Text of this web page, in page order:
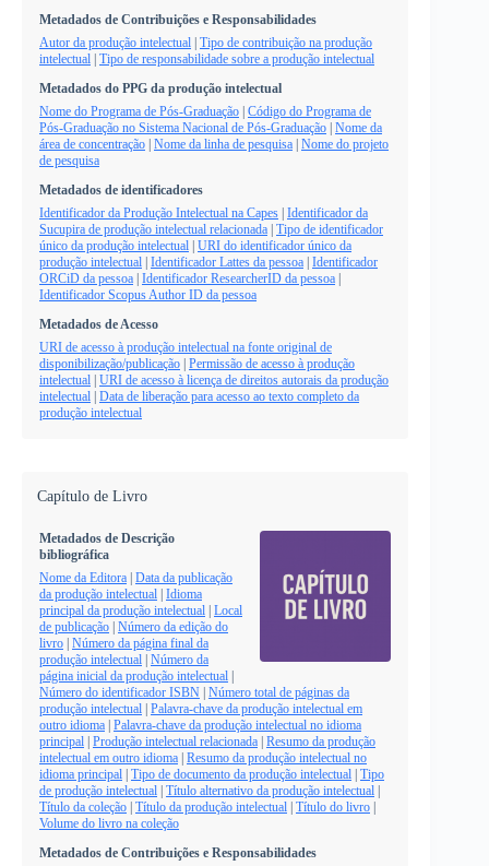
Metadados de Contribuições e Responsabilidades
Autor da produção intelectual Tipo de contribuição na produção
intelectual Tipo de responsabilidade sobre a produção intelectual
Metadados do PPG da produção intelectual
Nome do Programa de Pós-Graduação Código do Programa de
Pós-Graduação no Sistema Nacional de Pós-Graduação Nome da
área de concentração Nome da linha de pesquisa Nome do projeto
de pesquisa
Metadados de identificadores
Identificador da Produção Intelectual na Capes Identificador da
Sucupira de produção intelectual relacionada Tipo de identificador
único da produção intelectual URI do identificador único da
produção intelectual Identificador Lattes da pessoa Identificador
ORCiD da pessoa Identificador ResearcherID da pessoa
Identificador Scopus Author ID da pessoa
Metadados de Acesso
URI de acesso à produção intelectual na fonte original de
disponibilização/publicação Permissão de acesso à produção
intelectual URI de acesso à licença de direitos autorais da produção
intelectual Data de liberação para acesso ao texto completo da
produção intelectual
Capítulo de Livro
Metadados de Descrição
bibliográfica
Nome da Editora | Data da publicação
da produção intelectual | Idioma
principal da produção intelectual | Local
de publicação | Número da edição do
livro | Número da página final da
produção intelectual | Número da
página inicial da produção intelectual |
Número do identificador ISBN | Número total de páginas da
produção intelectual | Palavra-chave da produção intelectual em
outro idioma | Palavra-chave da produção intelectual no idioma
principal | Produção intelectual relacionada | Resumo da produção
intelectual em outro idioma | Resumo da produção intelectual no
idioma principal | Tipo de documento da produção intelectual | Tipo
de produção intelectual | Título alternativo da produção intelectual |
Título da coleção | Título da produção intelectual | Título do livro |
Volume do livro na coleção
Metadados de Contribuições e Responsabilidades